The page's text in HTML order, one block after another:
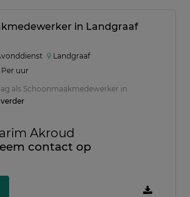
in Landgraaf
Landgraaf
Per uur
als Schoonmaakmedewerker in
verder
Akroud
contact op